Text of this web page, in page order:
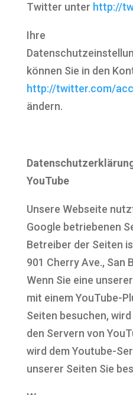
Twitter unter http://
Ihre
können Sie in den
http://twitter.com/
ändern.
YouTube
Unsere Webseite
Google betriebenen
Betreiber der Seiten
901 Cherry Ave., San
Wenn Sie eine unserer
mit einem YouTube-
Seiten besuchen,
den Servern von
wird dem Youtube-
unserer Seiten Sie